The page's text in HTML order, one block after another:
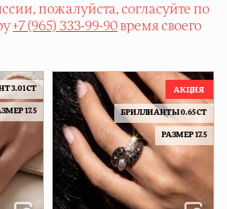
пожалуйста, согласуйте по
+7 (965) 333-99-90 время своего
3.01 CT
17.5 БРИЛЛИАНТЫ 0.65 CT
РАЗМЕР 17.5